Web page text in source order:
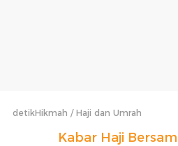
detikHikmah Haji dan Umrah
Kabar Haji